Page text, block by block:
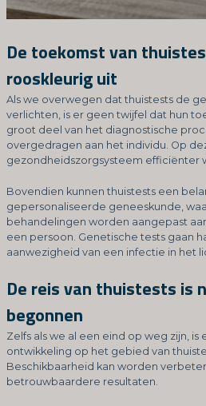
De toekomst van
rooskleurig uit
Als we overwegen dat thuistests de
verlichten, is er geen twijfel dat hun
groot deel van het diagnostische
overgedragen aan het individu. Op
gezondheidszorgsysteem efficiënter
Bovendien kunnen thuistests een
gepersonaliseerde geneeskunde,
behandelingen worden aangepast
een persoon. Genetische tests gaan
aanwezigheid van een infectie in het
De reis van thuistests is
begonnen
Zelfs als we al een eind op weg zijn,
ontwikkeling op het gebied van
Beschikbaarheid kan worden
betrouwbaardere resultaten.